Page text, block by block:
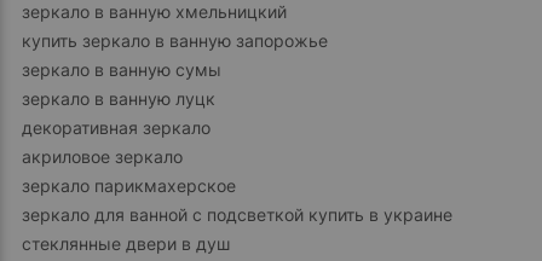
зеркало в ванную хмельницкий
купить зеркало в ванную запорожье
зеркало в ванную сумы
зеркало в ванную луцк
декоративная зеркало
акриловое зеркало
зеркало парикмахерское
зеркало для ванной с подсветкой купить в украине
стеклянные двери в душ